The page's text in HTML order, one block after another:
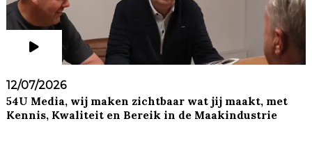
12/07/2026
54U Media, wij maken zichtbaar wat jij maakt, met
Kennis, Kwaliteit en Bereik in de Maakindustrie